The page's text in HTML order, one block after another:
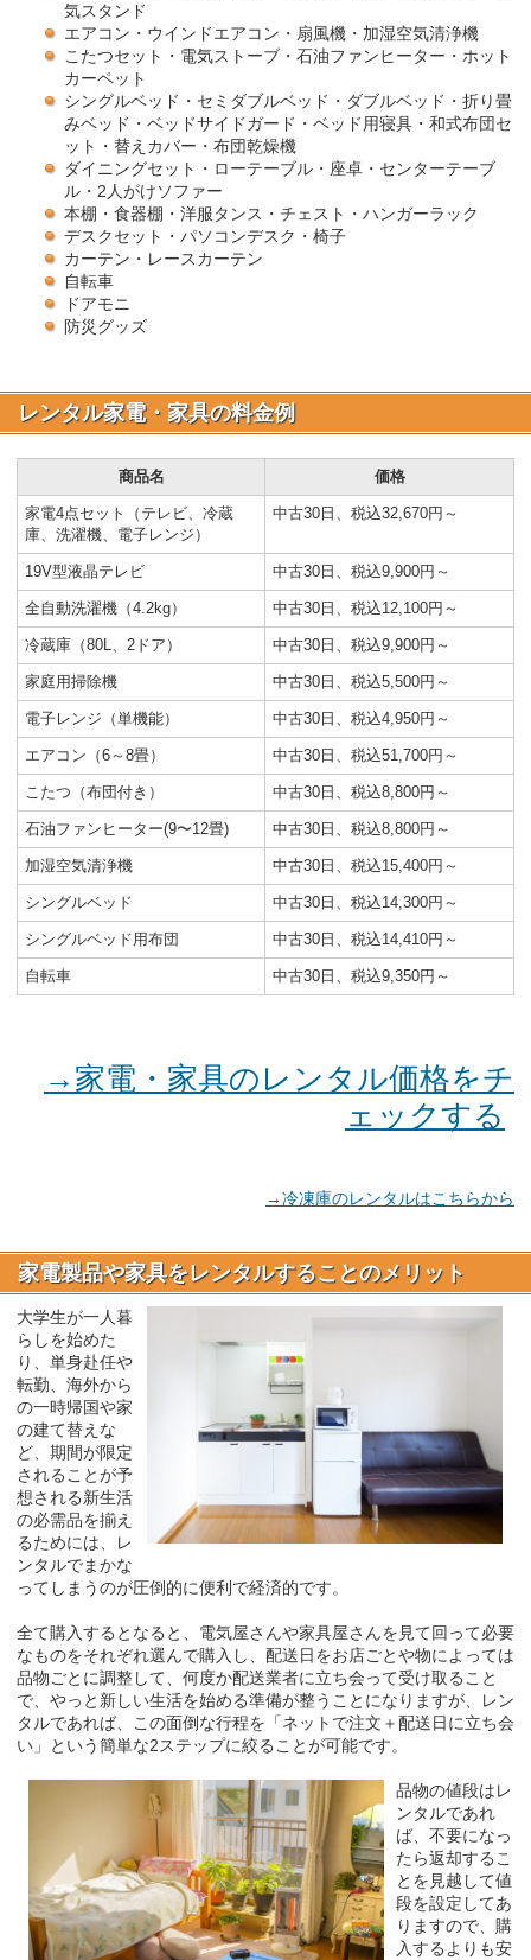
気スタンド
エアコン・ウインドエアコン・扇風機・加湿空気清浄機
こたつセット・電気ストーブ・石油ファンヒーター・ホット
カーペット
シングルベッド・セミダブルベッド・ダブルベッド・折り畳
みベッド・ベッドサイドガード・ベッド用寝具・和式布団セ
ット・替えカバー・布団乾燥機
ダイニングセット・ローテーブル・座卓・センターテーブ
ル・2人がけソファー
本棚・食器棚・洋服タンス・チェスト・ハンガーラック
デスクセット・パソコンデスク・椅子
カーテン・レースカーテン
自転車
ドアモニ
防災グッズ
レンタル家電・家具の料金例
商品名 価格
家電4点セット（テレビ、冷蔵
庫、洗濯機、電子レンジ）
中古30日、税込32,670円～
19V型液晶テレビ 中古30日、税込9,900円～
全自動洗濯機（4.2kg） 中古30日、税込12,100円～
冷蔵庫（80L、2ドア） 中古30日、税込9,900円～
家庭用掃除機 中古30日、税込5,500円～
電子レンジ（単機能） 中古30日、税込4,950円～
エアコン（6～8畳） 中古30日、税込51,700円～
こたつ（布団付き） 中古30日、税込8,800円～
石油ファンヒーター(9〜12畳) 中古30日、税込8,800円～
加湿空気清浄機 中古30日、税込15,400円～
シングルベッド 中古30日、税込14,300円～
シングルベッド用布団 中古30日、税込14,410円～
自転車 中古30日、税込9,350円～
→家電・家具のレンタル価格をチ
ェックする
→冷凍庫のレンタルはこちらから
家電製品や家具をレンタルすることのメリット
大学生が一人暮
らしを始めた
り、単身赴任や
転勤、海外から
の一時帰国や家
の建て替えな
ど、期間が限定
されることが予
想される新生活
の必需品を揃え
るためには、レ
ンタルでまかな
ってしまうのが圧倒的に便利で経済的です。
全て購入するとなると、電気屋さんや家具屋さんを見て回って必要
なものをそれぞれ選んで購入し、配送日をお店ごとや物によっては
品物ごとに調整して、何度か配送業者に立ち会って受け取ること
で、やっと新しい生活を始める準備が整うことになりますが、レン
タルであれば、この面倒な行程を「ネットで注文＋配送日に立ち会
い」という簡単な2ステップに絞ることが可能です。
品物の値段はレ
ンタルであれ
ば、不要になっ
たら返却するこ
とを見越して値
段を設定してあ
りますので、購
入するよりも安